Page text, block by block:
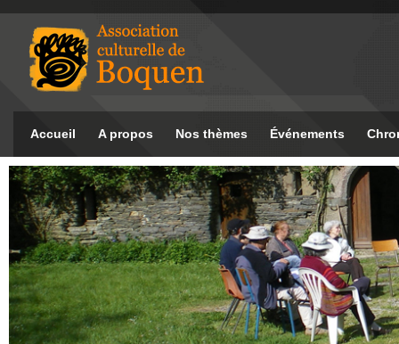
Accueil A propos Nos thèmes Événements